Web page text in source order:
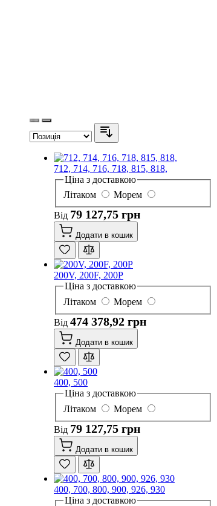
712, 714, 716, 718, 815, 818,
Ціна з доставкою
Літаком
Морем
Від 79 127,75 грн
Додати в кошик
200V, 200F, 200P
Ціна з доставкою
Літаком
Морем
Від 474 378,92 грн
Додати в кошик
400, 500
Ціна з доставкою
Літаком
Морем
Від 79 127,75 грн
Додати в кошик
400, 700, 800, 900, 926, 930
Ціна з доставкою